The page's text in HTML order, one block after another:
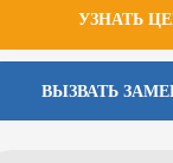
УЗНАТЬ
ВЫЗВАТЬ